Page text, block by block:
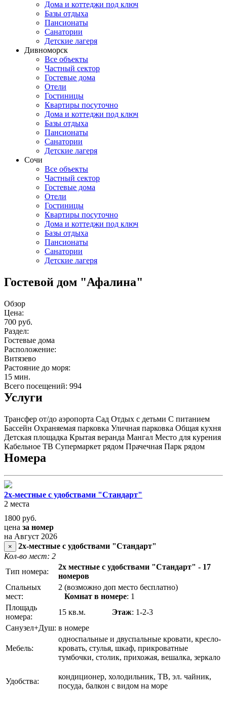
Дома и коттеджи под ключ
Базы отдыха
Пансионаты
Санатории
Детские лагеря
Дивноморск
Все объекты
Частный сектор
Гостевые дома
Отели
Гостиницы
Квартиры посуточно
Дома и коттеджи под ключ
Базы отдыха
Пансионаты
Санатории
Детские лагеря
Сочи
Все объекты
Частный сектор
Гостевые дома
Отели
Гостиницы
Квартиры посуточно
Дома и коттеджи под ключ
Базы отдыха
Пансионаты
Санатории
Детские лагеря
Гостевой дом "Афалина"
Обзор
Цена:
700 руб.
Раздел:
Гостевые дома
Расположение:
Витязево
Растояние до моря:
15 мин.
Всего посещений: 994
Услуги
Трансфер от/до аэропорта Сад Отдых с детьми С питанием
Бассейн Охраняемая парковка Уличная парковка Общая кухня
Детская площадка Крытая веранда Мангал Место для курения
Кабельное ТВ Супермаркет рядом Прачечная Парк рядом
Номера
2х-местные с удобствами "Стандарт"
2 места
1800 руб.
цена за номер
на Август 2026
×
2х-местные с удобствами "Стандарт"
Кол-во мест: 2
Тип номера:
2х местные с удобствами "Стандарт" - 17
номеров
Спальных
мест:
2 (возможно доп место бесплатно)
Комнат в номере: 1
Площадь
номера:
15 кв.м. Этаж: 1-2-3
Санузел+Душ: в номере
Мебель:
односпальные и двуспальные кровати, кресло-
кровать, стулья, шкаф, прикроватные
тумбочки, столик, прихожая, вешалка, зеркало
Удобства:
кондиционер, холодильник, ТВ, эл. чайник,
посуда, балкон с видом на море